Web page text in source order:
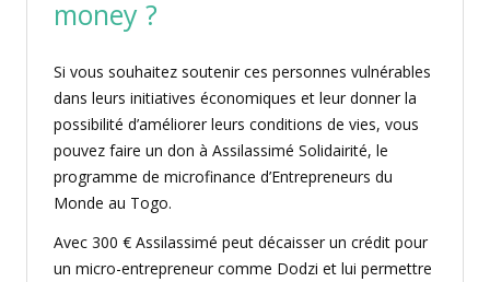
money ?
Si vous souhaitez soutenir ces personnes vulnérables
dans leurs initiatives économiques et leur donner la
possibilité d’améliorer leurs conditions de vies, vous
pouvez faire un don à Assilassimé Solidairité, le
programme de microfinance d’Entrepreneurs du
Monde au Togo.
Avec 300 € Assilassimé peut décaisser un crédit pour
un micro-entrepreneur comme Dodzi et lui permettre